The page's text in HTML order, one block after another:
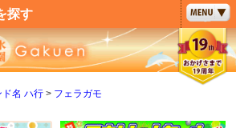
名 ハ行 フェラガモ
ペー
ジト
ップ
へ
探す